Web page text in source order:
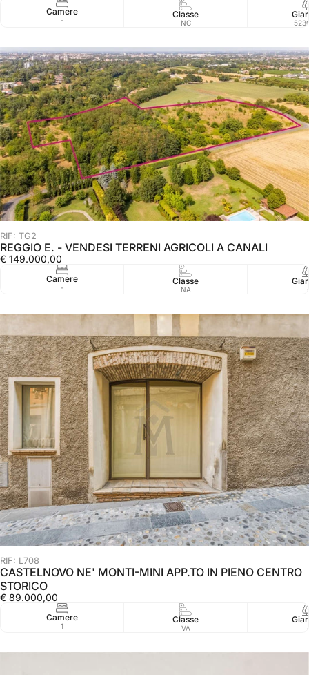
Camere
-
Classe
NC
RIF: TG2
REGGIO E. - VENDESI TERRENI AGRICOLI A CANALI
€ 149.000,00
Camere
-
Classe
NA
RIF: L708
CASTELNOVO NE' MONTI-MINI APP.TO IN PIENO CENTRO
STORICO
€ 89.000,00
Camere
1
Classe
VA